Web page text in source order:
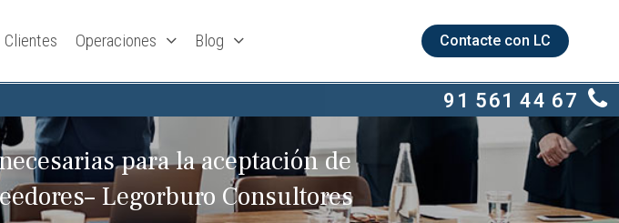
Clientes Operaciones Blog Contacte con LC
91 561 44 67
para la aceptación de
Legorburo Consultores